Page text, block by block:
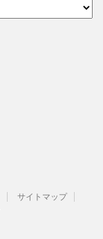
サイトマップ